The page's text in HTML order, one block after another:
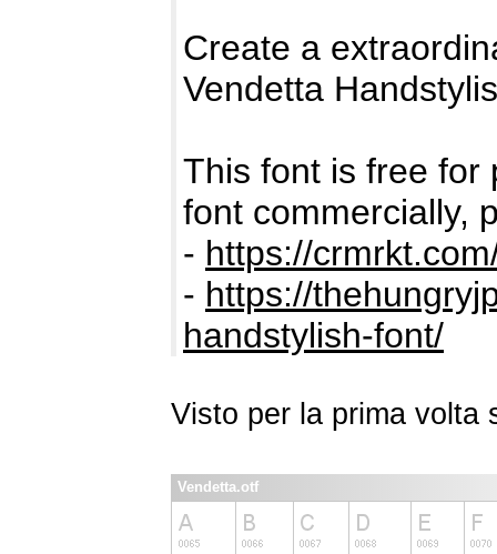
Create a
Vendetta
This font is free for
font commercially,
- https://
- https://
handstylish-font/
Visto per la prima volta
Vendetta.otf